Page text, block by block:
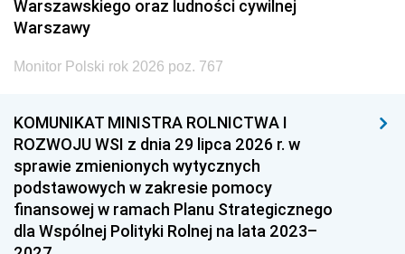
Warszawskiego oraz ludności cywilnej
Warszawy
Monitor Polski rok 2026 poz. 767
KOMUNIKAT MINISTRA ROLNICTWA I
ROZWOJU WSI z dnia 29 lipca 2026 r. w
sprawie zmienionych wytycznych
podstawowych w zakresie pomocy
finansowej w ramach Planu Strategicznego
dla Wspólnej Polityki Rolnej na lata 2023–